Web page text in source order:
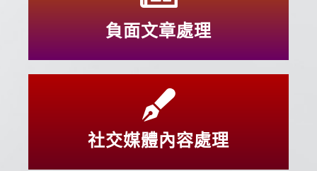
負面文章處理
社交媒體內容處理